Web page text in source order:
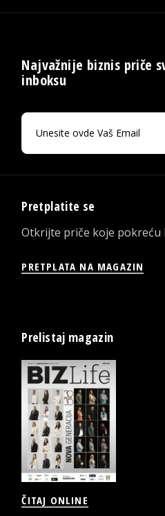
Najvažnije biznis priče
inboksu
Pretplatite se
Otkrijte priče koje pokreću
PRETPLATA NA MAGAZIN
Prelistaj magazin
ČITAJ ONLINE